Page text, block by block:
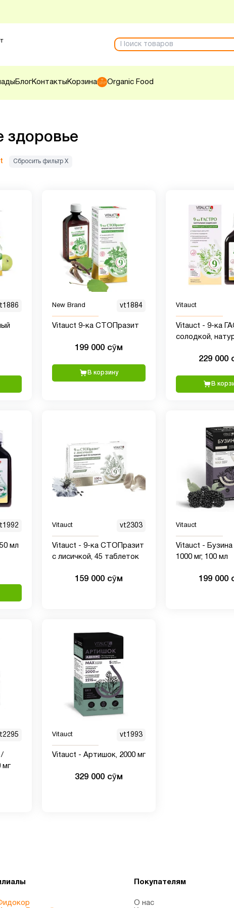
БлогКонтакты Корзина Organic Food
здоровье
Сбросить фильтр Х
New Brand vt1884
Vitauct 9-ка СТОПразит
199 000 сӯм
В корзину
Vitauct
Vitauct - 9-ка
солодкой,
229 000
В
мл
Vitauct vt2303
Vitauct - 9-ка СТОПразит
с лисичкой, 45 таблеток
159 000 сӯм
Vitauct
Vitauct -
1000 мг, 100 мл
199 000
/
мг
Vitauct vt1993
Vitauct - Артишок, 2000 мг
329 000 сӯм
Покупателям
О нас